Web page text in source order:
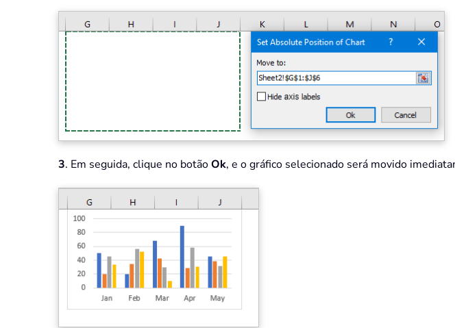
3. Em seguida, clique no botãoOk, e o gráfico selecionado será movido